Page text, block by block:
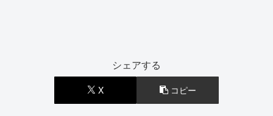
シェアする
X コピー